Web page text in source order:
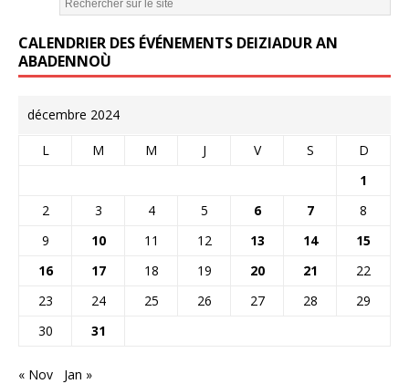
CALENDRIER DES ÉVÉNEMENTS DEIZIADUR AN
ABADENNOÙ
décembre 2024
L M M J V S
D
1
2
3 4 5 6 7
8
9
10 11 12 13 14
15
16
17 18 19 20 21
22
23
24 25 26 27 28
29
30
31
« Nov Jan »